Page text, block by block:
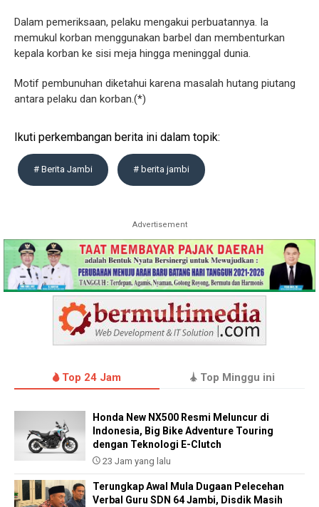
Dalam pemeriksaan, pelaku mengakui perbuatannya. Ia
memukul korban menggunakan barbel dan membenturkan
kepala korban ke sisi meja hingga meninggal dunia.
Motif pembunuhan diketahui karena masalah hutang piutang
antara pelaku dan korban.(*)
Ikuti perkembangan berita ini dalam topik:
# Berita Jambi # berita jambi
Advertisement
Top 24 Jam Top Minggu ini
Honda New NX500 Resmi Meluncur di
Indonesia, Big Bike Adventure Touring
dengan Teknologi E-Clutch
23 Jam yang lalu
Terungkap Awal Mula Dugaan Pelecehan
Verbal Guru SDN 64 Jambi, Disdik Masih